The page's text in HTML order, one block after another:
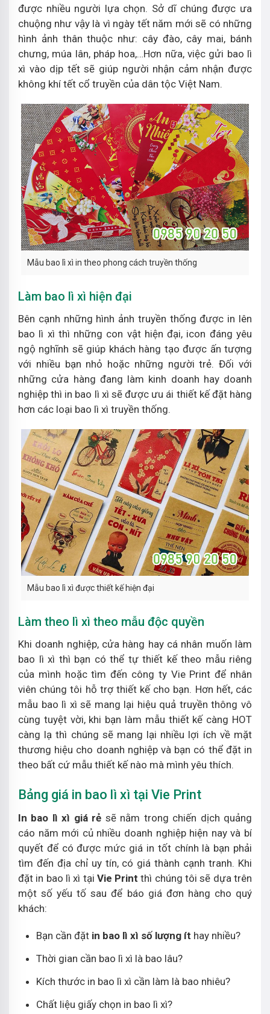
được nhiều người lựa chọn. Sở dĩ chúng được ưa
chuộng như vậy là vì ngày tết năm mới sẽ có những
hình ảnh thân thuộc như: cây đào, cây mai, bánh
chưng, múa lân, pháp hoa,…Hơn nữa, việc gửi bao lì
xì vào dịp tết sẽ giúp người nhận cảm nhận được
không khí tết cổ truyền của dân tộc Việt Nam.
Mẫu bao lì xì in theo phong cách truyền thống
Làm bao lì xì hiện đại
Bên cạnh những hình ảnh truyền thống được in lên
bao lì xì thì những con vật hiện đại, icon đáng yêu
ngộ nghĩnh sẽ giúp khách hàng tạo được ấn tượng
với nhiều bạn nhỏ hoặc những người trẻ. Đối với
những cửa hàng đang làm kinh doanh hay doanh
nghiệp thì in bao lì xì sẽ được ưu ái thiết kế đặt hàng
hơn các loại bao lì xì truyền thống.
Mẫu bao lì xì được thiết kế hiện đại
Làm theo lì xì theo mẫu độc quyền
Khi doanh nghiệp, cửa hàng hay cá nhân muốn làm
bao lì xì thì bạn có thể tự thiết kế theo mẫu riêng
của mình hoặc tìm đến công ty Vie Print để nhân
viên chúng tôi hỗ trợ thiết kế cho bạn. Hơn hết, các
mẫu bao lì xì sẽ mang lại hiệu quả truyền thông vô
cùng tuyệt vời, khi bạn làm mẫu thiết kế càng HOT
càng lạ thì chúng sẽ mang lại nhiều lợi ích về mặt
thương hiệu cho doanh nghiệp và bạn có thể đặt in
theo bất cứ mẫu thiết kế nào mà mình yêu thích.
Bảng giá in bao lì xì tại Vie Print
In bao lì xì giá rẻ sẽ nằm trong chiến dịch quảng
cáo năm mới củ nhiều doanh nghiệp hiện nay và bí
quyết để có được mức giá in tốt chính là bạn phải
tìm đến địa chỉ uy tín, có giá thành cạnh tranh. Khi
đặt in bao lì xì tại Vie Print thì chúng tôi sẽ dựa trên
một số yếu tố sau để báo giá đơn hàng cho quý
khách:
Bạn cần đặt in bao lì xì số lượng ít hay nhiều?
Thời gian cần bao lì xì là bao lâu?
Kích thước in bao lì xì cần làm là bao nhiêu?
Chất liệu giấy chọn in bao lì xì?